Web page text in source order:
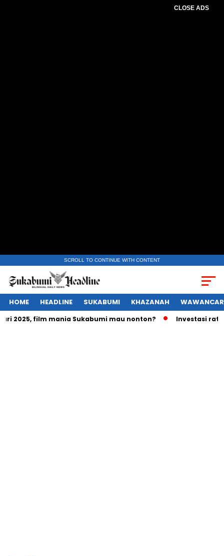
CLOSE ADS
SCROLL TO CONTINUE WITH CONTENT
HOME HEADLINE SUKABUMI KHAZANAH
film mania Sukabumi mau nonton? Investasi ratusan